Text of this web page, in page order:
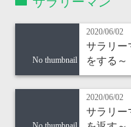
No thumbnail
2020/06/02
サラリー
をする～
2020/06/02
サラリー